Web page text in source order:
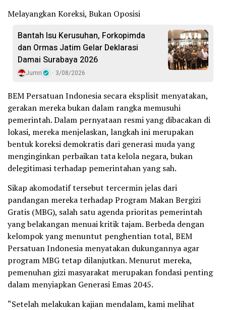
Melayangkan Koreksi, Bukan Oposisi
Bantah Isu Kerusuhan, Forkopimda
dan Ormas Jatim Gelar Deklarasi
Damai Surabaya 2026
Jumri 3/08/2026
BEM Persatuan Indonesia secara eksplisit menyatakan,
gerakan mereka bukan dalam rangka memusuhi
pemerintah. Dalam pernyataan resmi yang dibacakan di
lokasi, mereka menjelaskan, langkah ini merupakan
bentuk koreksi demokratis dari generasi muda yang
menginginkan perbaikan tata kelola negara, bukan
delegitimasi terhadap pemerintahan yang sah.
Sikap akomodatif tersebut tercermin jelas dari
pandangan mereka terhadap Program Makan Bergizi
Gratis (MBG), salah satu agenda prioritas pemerintah
yang belakangan menuai kritik tajam. Berbeda dengan
kelompok yang menuntut penghentian total, BEM
Persatuan Indonesia menyatakan dukungannya agar
program MBG tetap dilanjutkan. Menurut mereka,
pemenuhan gizi masyarakat merupakan fondasi penting
dalam menyiapkan Generasi Emas 2045.
“Setelah melakukan kajian mendalam, kami melihat